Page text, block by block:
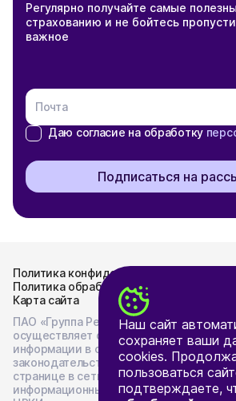
Регулярно получайте самые
страхованию и не бойтесь
важное
Почта
Даю согласие на обработку
Подписаться на
Политика конфиденциальности
Политика обработки персональных
Карта сайта
ПАО «Группа Ренессанс Страхование»
осуществляет опубликование и
информации в соответствии с
законодательством Российской
странице в сети «Интернет»,
информационным агентством - ООО
Наш сайт
сохраняет ваши
cookies.
пользоваться
подтверждаете,